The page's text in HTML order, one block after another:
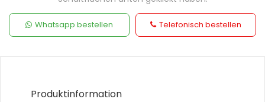
Whatsapp bestellen Telefonisch bestellen
Produktinformation